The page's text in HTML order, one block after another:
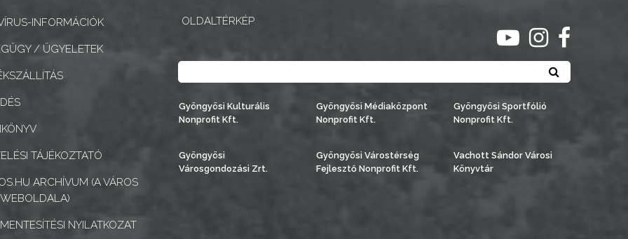
INFORMÁCIÓK
/ ÜGYELETEK
TÁJÉKOZTATÓ
ARCHÍVUM (A VÁROS
NYILATKOZAT
OLDALTÉRKÉP
ugrás youtube
ugrásugrás
Gyöngyösi Kulturális
Nonprofit Kft.
Gyöngyösi Médiaközpont
Nonprofit Kft.
Gyöngyösi Sportfólió
Nonprofit Kft.
Gyöngyösi
Városgondozási Zrt.
Gyöngyösi Várostérség
Fejlesztő Nonprofit Kft.
Vachott Sándor Városi
Könyvtár